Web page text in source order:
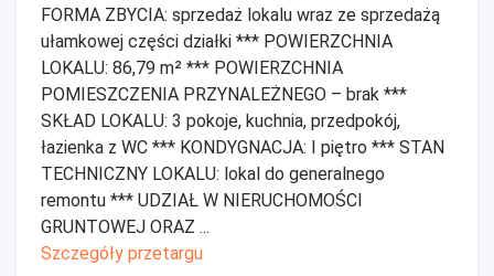
FORMA ZBYCIA: sprzedaż lokalu wraz ze sprzedażą
ułamkowej części działki *** POWIERZCHNIA
LOKALU: 86,79 m² *** POWIERZCHNIA
POMIESZCZENIA PRZYNALEŻNEGO – brak ***
SKŁAD LOKALU: 3 pokoje, kuchnia, przedpokój,
łazienka z WC *** KONDYGNACJA: I piętro *** STAN
TECHNICZNY LOKALU: lokal do generalnego
remontu *** UDZIAŁ W NIERUCHOMOŚCI
GRUNTOWEJ ORAZ ...
Szczegóły przetargu